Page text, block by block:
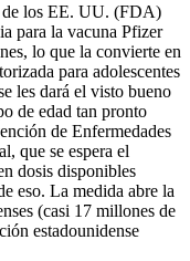
los EE. UU. (FDA)
para la vacuna Pfizer
lo que la convierte en
para adolescentes
les dará el visto bueno
de edad tan pronto
de Enfermedades
que se espera el
dosis disponibles
eso. La medida abre la
(casi 17 millones de
estadounidense